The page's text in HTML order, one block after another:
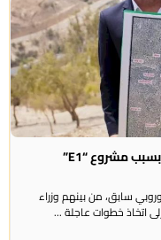
دعوات أوروبية لفرض عقوبات على إسرائيل بسبب مشروع “E1”
أكثر من 400 مسؤول أوروبي سابق، من بينهم وزراء
اتخاذ خطوات عاجلة ...